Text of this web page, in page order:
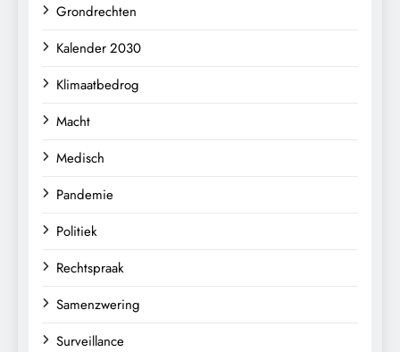
Grondrechten
Kalender 2030
Klimaatbedrog
Macht
Medisch
Pandemie
Politiek
Rechtspraak
Samenzwering
Surveillance